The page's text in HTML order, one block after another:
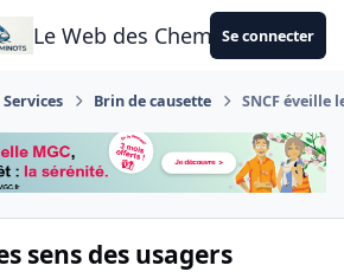
Le Web des CheminotsSe connecter
Brin de causette SNCF éveille
sens des usagers